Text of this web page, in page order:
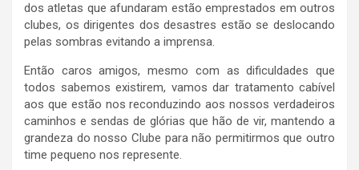
dos atletas que afundaram estão emprestados em outros
clubes, os dirigentes dos desastres estão se deslocando
pelas sombras evitando a imprensa.
Então caros amigos, mesmo com as dificuldades que
todos sabemos existirem, vamos dar tratamento cabível
aos que estão nos reconduzindo aos nossos verdadeiros
caminhos e sendas de glórias que hão de vir, mantendo a
grandeza do nosso Clube para não permitirmos que outro
time pequeno nos represente.